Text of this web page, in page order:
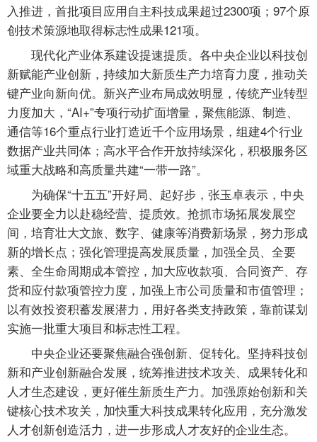
入推进，首批项目应用自主科技成果超过2300项；97个原
创技术策源地取得标志性成果121项。
现代化产业体系建设提速提质。各中央企业以科技创
新赋能产业创新，持续加大新质生产力培育力度，推动关
键产业向新向优。新兴产业布局成效明显，传统产业转型
力度加大，“AI+”专项行动扩面增量，聚焦能源、制造、
通信等16个重点行业打造近千个应用场景，组建4个行业
数据产业共同体；高水平合作开放持续深化，积极服务区
域重大战略和高质量共建“一带一路”。
为确保“十五五”开好局、起好步，张玉卓表示，中央
企业要全力以赴稳经营、提质效。抢抓市场拓展发展空
间，培育壮大文旅、数字、健康等消费新场景，努力形成
新的增长点；强化管理提高发展质量，加强全员、全要
素、全生命周期成本管控，加大应收款项、合同资产、存
货和应付款项管控力度，加强上市公司质量和市值管理；
以有效投资积蓄发展潜力，用好各类支持政策，靠前谋划
实施一批重大项目和标志性工程。
中央企业还要聚焦融合强创新、促转化。坚持科技创
新和产业创新融合发展，统筹推进技术攻关、成果转化和
人才生态建设，更好催生新质生产力。加强原始创新和关
键核心技术攻关，加快重大科技成果转化应用，充分激发
人才创新创造活力，进一步形成人才友好的企业生态。